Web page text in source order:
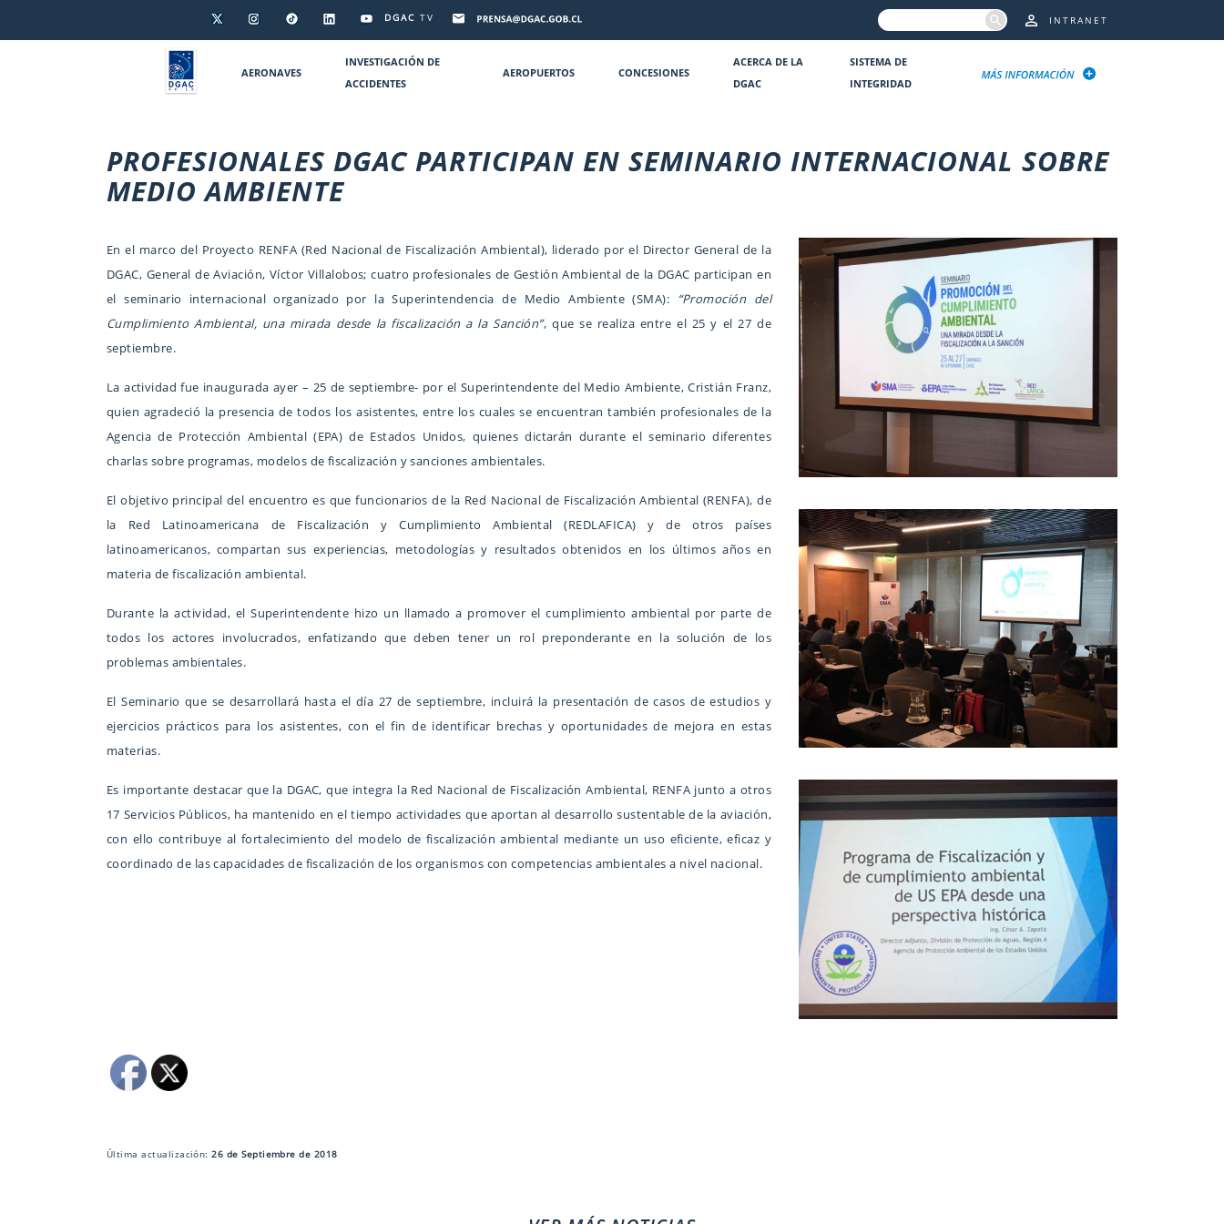
DGAC TV INTRANET
AERONAVES
INVESTIGACIÓN DE
ACCIDENTES
AEROPUERTOS CONCESIONES
ACERCA DE LA
DGAC
SISTEMA DE
INTEGRIDAD
PROFESIONALES DGAC PARTICIPAN EN SEMINARIO INTERNACIONAL SOBRE
MEDIO AMBIENTE
En el marco del Proyecto RENFA (Red Nacional de Fiscalización Ambiental), liderado por el Director General de la
DGAC, General de Aviación, Víctor Villalobos; cuatro profesionales de Gestión Ambiental de la DGAC participan en
el seminario internacional organizado por la Superintendencia de Medio Ambiente (SMA): “Promoción del
Cumplimiento Ambiental, una mirada desde la fiscalización a la Sanción”, que se realiza entre el 25 y el 27 de
septiembre.
La actividad fue inaugurada ayer – 25 de septiembre- por el Superintendente del Medio Ambiente, Cristián Franz,
quien agradeció la presencia de todos los asistentes, entre los cuales se encuentran también profesionales de la
Agencia de Protección Ambiental (EPA) de Estados Unidos, quienes dictarán durante el seminario diferentes
charlas sobre programas, modelos de fiscalización y sanciones ambientales.
El objetivo principal del encuentro es que funcionarios de la Red Nacional de Fiscalización Ambiental (RENFA), de
la Red Latinoamericana de Fiscalización y Cumplimiento Ambiental (REDLAFICA) y de otros países
latinoamericanos, compartan sus experiencias, metodologías y resultados obtenidos en los últimos años en
materia de fiscalización ambiental.
Durante la actividad, el Superintendente hizo un llamado a promover el cumplimiento ambiental por parte de
todos los actores involucrados, enfatizando que deben tener un rol preponderante en la solución de los
problemas ambientales.
El Seminario que se desarrollará hasta el día 27 de septiembre, incluirá la presentación de casos de estudios y
ejercicios prácticos para los asistentes, con el fin de identificar brechas y oportunidades de mejora en estas
materias.
Es importante destacar que la DGAC, que integra la Red Nacional de Fiscalización Ambiental, RENFA junto a otros
17 Servicios Públicos, ha mantenido en el tiempo actividades que aportan al desarrollo sustentable de la aviación,
con ello contribuye al fortalecimiento del modelo de fiscalización ambiental mediante un uso eficiente, eficaz y
coordinado de las capacidades de fiscalización de los organismos con competencias ambientales a nivel nacional.
Última actualización:26 de Septiembre de 2018